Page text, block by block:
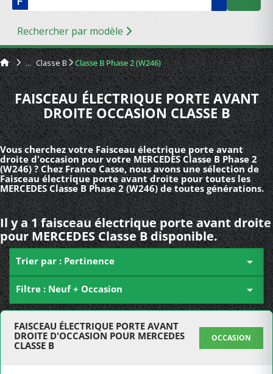
Rechercher par modèle
Classe B Classe B Phase 2 (W246)
FAISCEAU ÉLECTRIQUE PORTE AVANT
DROITE OCCASION CLASSE B
Vous cherchez votre Faisceau électrique porte avant
droite d'occasion pour votre MERCEDES Classe B Phase 2
(W246) ? Chez France Casse, nous avons une sélection de
Faisceau électrique porte avant droite pour toutes les
MERCEDES Classe B Phase 2 (W246) de toutes générations.
Il y a 1 faisceau électrique porte avant droite
pour MERCEDES Classe B disponible.
Trier par : Pertinence 
Filtre : Neuf + Occasion 
FAISCEAU ÉLECTRIQUE PORTE AVANT
DROITE D'OCCASION POUR MERCEDES
CLASSE B
OCCASION